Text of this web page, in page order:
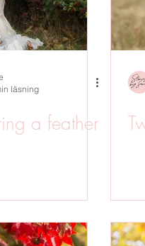
VÅR STUDIOFOTO
läsning
a feather